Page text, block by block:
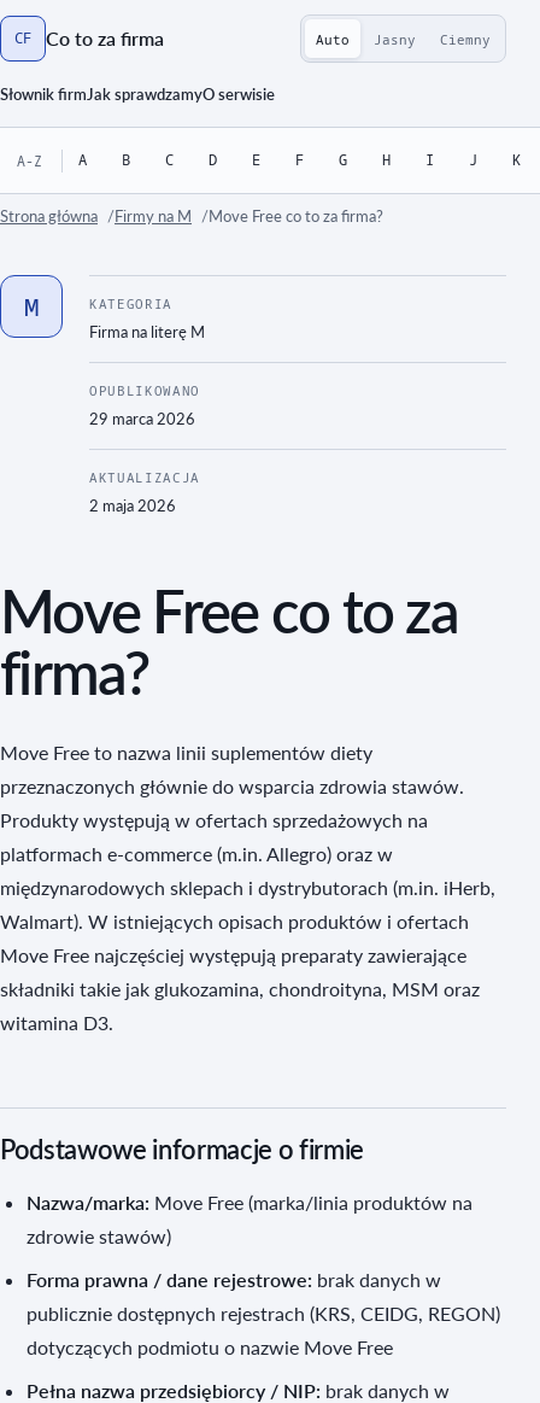
CF Co to za firma
Strona główna
Słownik firmJak sprawdzamyO serwisie
Auto Jasny Ciemny
A-Z A B C D E F G H I J K
Strona główna Firmy na M Move Free co to za firma?
M KATEGORIA
Firma na literę M
OPUBLIKOWANO
29 marca 2026
AKTUALIZACJA
2 maja 2026
Move Free co to za
firma?
Move Free to nazwa linii suplementów diety
przeznaczonych głównie do wsparcia zdrowia stawów.
Produkty występują w ofertach sprzedażowych na
platformach e‑commerce (m.in. Allegro) oraz w
międzynarodowych sklepach i dystrybutorach (m.in. iHerb,
Walmart). W istniejących opisach produktów i ofertach
Move Free najczęściej występują preparaty zawierające
składniki takie jak glukozamina, chondroityna, MSM oraz
witamina D3.
Podstawowe informacje o firmie
Nazwa/marka: Move Free (marka/linia produktów na
zdrowie stawów)
Forma prawna / dane rejestrowe: brak danych w
publicznie dostępnych rejestrach (KRS, CEIDG, REGON)
dotyczących podmiotu o nazwie Move Free
Pełna nazwa przedsiębiorcy / NIP: brak danych w